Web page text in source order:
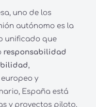
uno de los
autónomo es la
unificado que
responsabilidad
,
y
España está
y proyectos piloto,